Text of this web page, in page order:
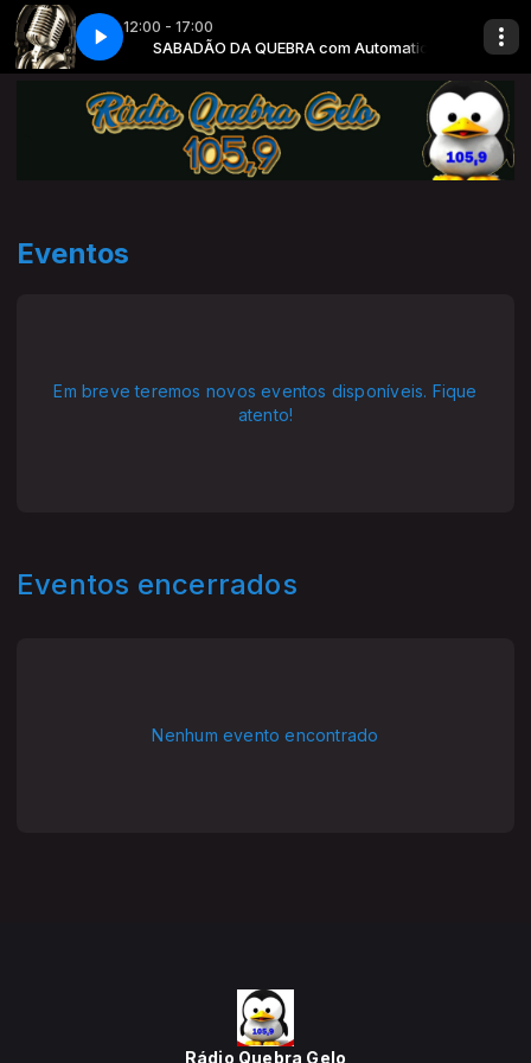
12:00 - 17:00
com Automatico SABADÃO DA QUEBRA com Automatico
Eventos
Em breve teremos novos eventos disponíveis. Fique
atento!
Eventos encerrados
Nenhum evento encontrado
Rádio Quebra Gelo